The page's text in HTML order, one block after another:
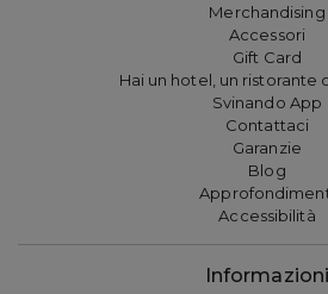
Merchandising
Accessori
Gift Card
Hai un hotel, un ristorante
Svinando App
Contattaci
Garanzie
Blog
Accessibilità
Informazioni